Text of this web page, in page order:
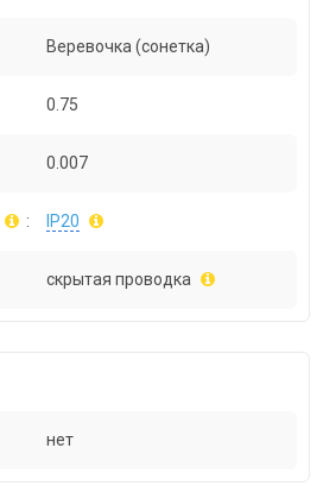
Веревочка (сонетка)
0.75
0.007
: IP20
скрытая проводка
нет